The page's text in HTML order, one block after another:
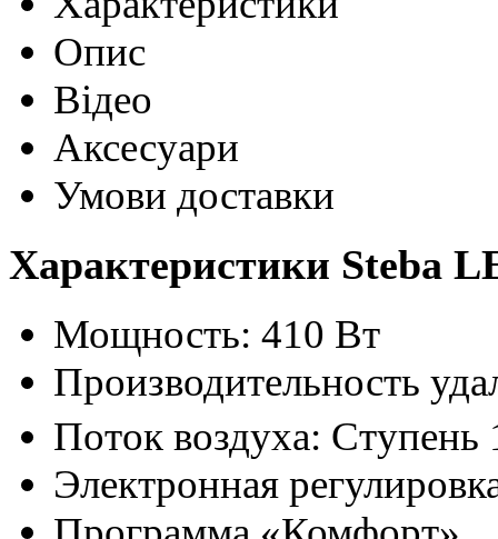
Опис
Відео
Аксесуари
Умови доставки
Характеристики Steba
Мощность: 410 Вт
Производительность
Поток воздуха: Ступень
Электронная